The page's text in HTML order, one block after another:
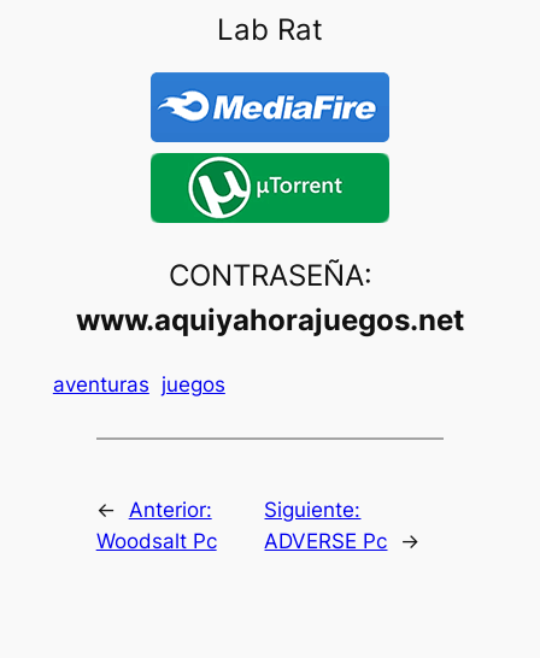
Lab Rat
CONTRASEÑA:
www.aquiyahorajuegos.net
aventuras juegos
← Anterior:
Woodsalt Pc
Siguiente:
ADVERSE Pc
→